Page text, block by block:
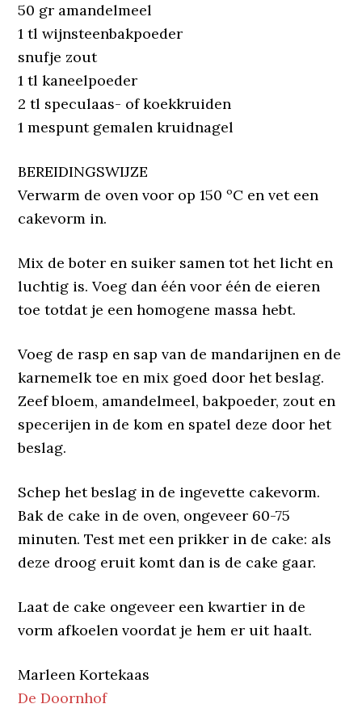
50 gr amandelmeel
1 tl wijnsteenbakpoeder
snufje zout
1 tl kaneelpoeder
2 tl speculaas- of koekkruiden
1 mespunt gemalen kruidnagel
BEREIDINGSWIJZE
Verwarm de oven voor op 150 ºC en vet een
cakevorm in.
Mix de boter en suiker samen tot het licht en
luchtig is. Voeg dan één voor één de eieren
toe totdat je een homogene massa hebt.
Voeg de rasp en sap van de mandarijnen en de
karnemelk toe en mix goed door het beslag.
Zeef bloem, amandelmeel, bakpoeder, zout en
specerijen in de kom en spatel deze door het
beslag.
Schep het beslag in de ingevette cakevorm.
Bak de cake in de oven, ongeveer 60-75
minuten. Test met een prikker in de cake: als
deze droog eruit komt dan is de cake gaar.
Laat de cake ongeveer een kwartier in de
vorm afkoelen voordat je hem er uit haalt.
Marleen Kortekaas
De Doornhof